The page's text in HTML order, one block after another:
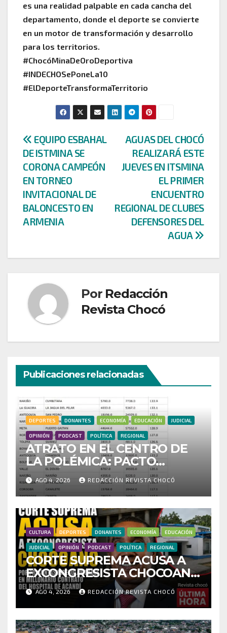
es una realidad palpable en cada cancha del
departamento, donde el deporte se convierte
en un motor de transformación y desarrollo
para los territorios.
#ChocóMinaDeOroDeportiva
#INDECHOSePoneLa10
#ElDeporteTransformaTerritorio
Navegación
de
entradas
AGUAS DEL CHOCÓ
REALIZARÁ ESTE
JUEVES EN ITSMINA
EL PRIMER
ENCUENTRO
REGIONAL DE CLUBES
DEFENSORES DEL
AGUA
EQUIPO ESBAHAL
DE ISTMINA SE
CORONA CAMPEÓN
EN TORNEO
INVITACIONAL DE
BALONCESTO EN
ARMENIA
Por Redacción
Revista Chocó
Publicaciones relacionadas
DEPORTES DONANTES ECONOMÍA EDUCACIÓN JUDICIAL
OPINIÓN PODCAST POLÍTICA REGIONAL
ATRATO EN EL CENTRO DE
LA POLÉMICA: PACTO
HISTÓRICO CUESTIONA
CENSO ELECTORAL Y PIDE
INVESTIGAR PRESUNTO
FRAUDE
AGO 4, 2026 REDACCIÓN REVISTA CHOCÓ
CULTURA DEPORTES DONANTES ECONOMÍA EDUCACIÓN
JUDICIAL OPINIÓN PODCAST POLÍTICA REGIONAL
CORTE SUPREMA ACUSA A
EXCONGRESISTA CHOCOANO
POR PRESUNTAS
IRREGULARIDADES EN
MILLONARIO CONTRATO
DEL HOSPITAL DE ACANDÍ
AGO 4, 2026 REDACCIÓN REVISTA CHOCÓ